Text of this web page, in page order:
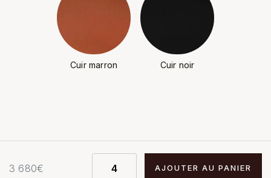
Cuir marron Cuir noir
3 680€ AJOUTER AU PANIER